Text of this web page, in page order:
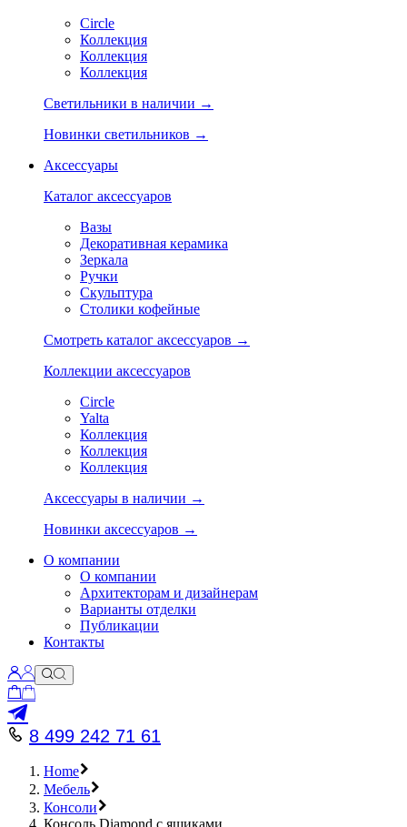
Circle
Коллекция
Коллекция
Коллекция
Светильники в наличии →
Новинки светильников →
Аксессуары
Каталог аксессуаров
Вазы
Декоративная керамика
Зеркала
Ручки
Скульптура
Столики кофейные
Смотреть каталог аксессуаров →
Коллекции аксессуаров
Circle
Yalta
Коллекция
Коллекция
Коллекция
Аксессуары в наличии →
Новинки аксессуаров →
О компании
О компании
Архитекторам и дизайнерам
Варианты отделки
Публикации
Контакты
8 499 242 71 61
Home
Мебель
Консоли
Консоль Diamond с ящиками